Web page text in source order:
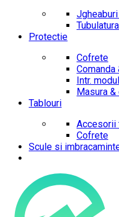
Protectie
Cofrete
Comanda
Intr.
Masura
Tablouri
Accesorii
Cofrete
Scule si